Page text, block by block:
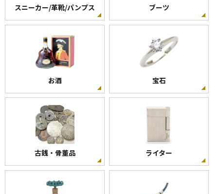
スニーカー/革靴/パンプス ブーツ
お酒 宝石
古銭・骨董品 ライター